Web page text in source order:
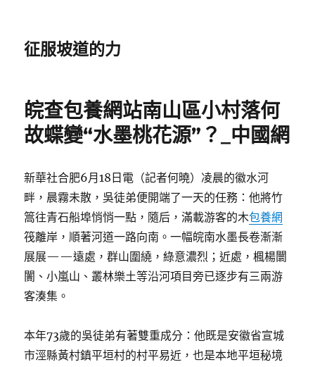
征服坡道的力
皖查包養網站南山區小村落何
故蝶變“水墨桃花源”？_中國網
新華社合肥6月18日電（記者何曉）凌晨的徽水河
畔，晨霧未散，吳徒弟便開端了一天的任務：他將竹
篙往青石船埠悄悄一點，隨后，滿載游客的木包養網
筏離岸，順著河道一路向南。一幅皖南水墨長卷漸漸
展展——遠處，群山圍繞，綠意濃烈；近處，楓楊闤
闠、小嵐山、叢林樂土等沿河項目旁已逐步有三兩游
客湊集。
本年73歲的吳徒弟有著雙重成分：他既是安徽省宣城
市涇縣黃村鎮平垣村的村平易近，也是本地平垣秘境